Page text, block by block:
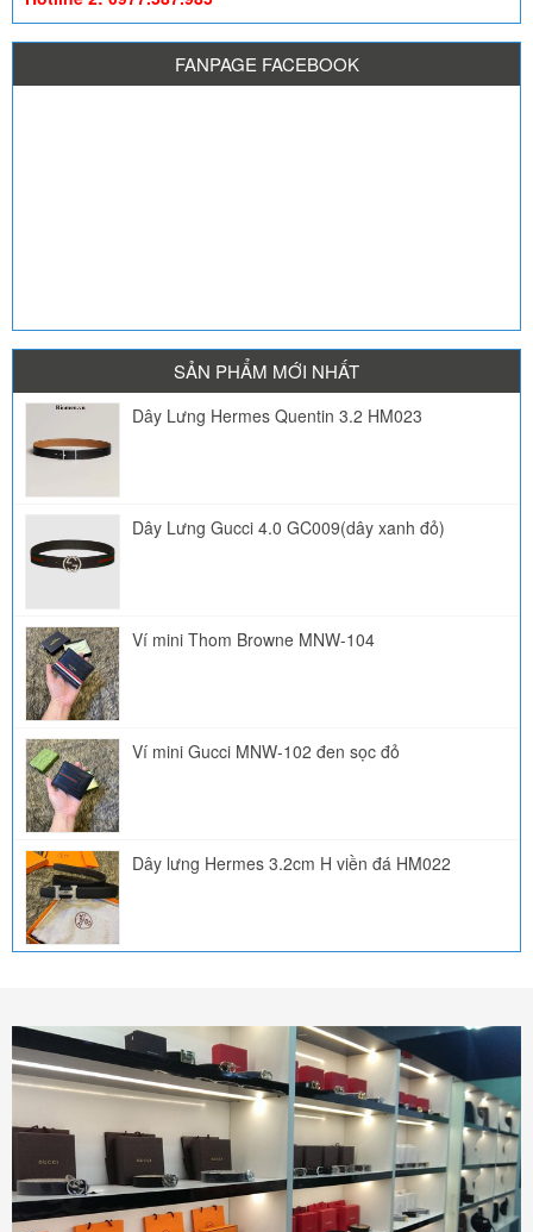
FANPAGE FACEBOOK
SẢN PHẨM MỚI NHẤT
Dây Lưng Hermes Quentin 3.2 HM023
Dây Lưng Gucci 4.0 GC009(dây xanh đỏ)
Ví mini Thom Browne MNW-104
Ví mini Gucci MNW-102 đen sọc đỏ
Dây lưng Hermes 3.2cm H viền đá HM022